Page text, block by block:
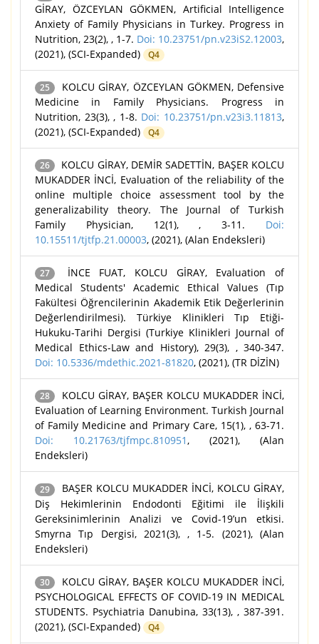
GİRAY, ÖZCEYLAN GÖKMEN, Artificial Intelligence
Anxiety of Family Physicians in Turkey. Progress in
Nutrition, 23(2), , 1-7. Doi: 10.23751/pn.v23iS2.12003,
(2021), (SCI-Expanded)
Q4
25
KOLCU GİRAY, ÖZCEYLAN GÖKMEN, Defensive
Medicine in Family Physicians. Progress in
Nutrition, 23(3), , 1-8. Doi: 10.23751/pn.v23i3.11813,
(2021), (SCI-Expanded)
Q4
26
KOLCU GİRAY, DEMİR SADETTİN, BAŞER KOLCU
MUKADDER İNCİ, Evaluation of the reliability of the
online multiple choice assessment tool by the
generalizability theory. The Journal of Turkish
Family Physician, 12(1), , 3-11. Doi:
10.15511/tjtfp.21.00003, (2021), (Alan Endeksleri)
27
İNCE FUAT, KOLCU GİRAY, Evaluation of
Medical Students' Academic Ethical Values (Tıp
Fakültesi Öğrencilerinin Akademik Etik Değerlerinin
Değerlendirilmesi). Türkiye Klinikleri Tıp Etiği-
Hukuku-Tarihi Dergisi (Turkiye Klinikleri Journal of
Medical Ethics-Law and History), 29(3), , 340-347.
Doi: 10.5336/mdethic.2021-81820, (2021), (TR DİZİN)
28
KOLCU GİRAY, BAŞER KOLCU MUKADDER İNCİ,
Evaluation of Learning Environment. Turkish Journal
of Family Medicine and Primary Care, 15(1), , 63-71.
Doi: 10.21763/tjfmpc.810951, (2021), (Alan
Endeksleri)
29
BAŞER KOLCU MUKADDER İNCİ, KOLCU GİRAY,
Diş Hekimlerinin Endodonti Eğitimi ile İlişkili
Gereksinimlerinin Analizi ve Covid-19’un etkisi.
Smyrna Tıp Dergisi, 2021(3), , 1-5. (2021), (Alan
Endeksleri)
30
KOLCU GİRAY, BAŞER KOLCU MUKADDER İNCİ,
PSYCHOLOGICAL EFFECTS OF COVID-19 IN MEDICAL
STUDENTS. Psychiatria Danubina, 33(13), , 387-391.
(2021), (SCI-Expanded)
Q4